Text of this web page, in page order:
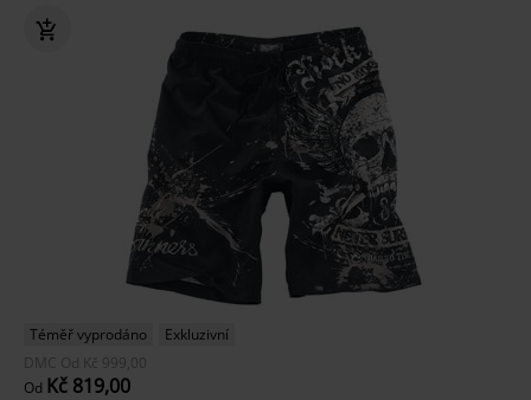
Téměř vyprodáno
Exkluzivní
DMC Od Kč 999,00
Od Kč 819,00